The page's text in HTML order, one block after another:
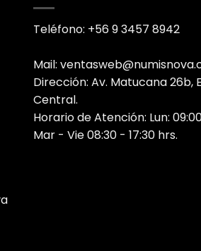
Teléfono: +56 9 3457 8942
Mail:
Dirección: Av. Matucana 26b,
Central.
Horario de Atención: Lun:
Mar - Vie 08:30 - 17:30 hrs.